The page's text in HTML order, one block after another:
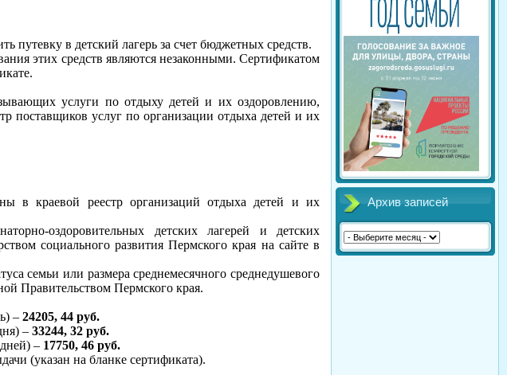
в детский лагерь за счет бюджетных средств.
этих средств являются незаконными. Сертификатом
услуги по отдыху детей и их оздоровлению,
поставщиков услуг по организации отдыха детей и их
в краевой реестр организаций отдыха детей и их
оздоровительных детских лагерей и детских
социального развития Пермского края на сайте в
семьи или размера среднемесячного среднедушевого
Правительством Пермского края.
– 24205, 44 руб.
– 33244, 32 руб.
– 17750, 46 руб.
(указан на бланке сертификата).
Архив записей